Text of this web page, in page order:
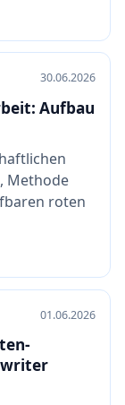
30.06.2026
Aufbau
Methode
roten
01.06.2026